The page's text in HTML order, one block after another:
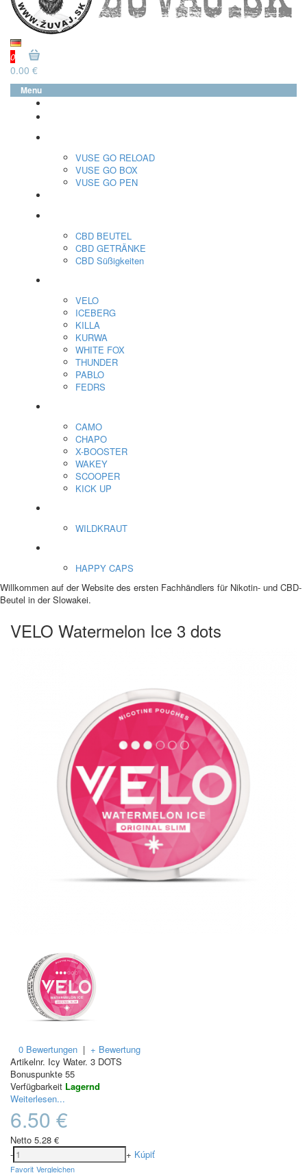
0
0.00 €
Menu
VUSE GO RELOAD
VUSE GO BOX
VUSE GO PEN
CBD BEUTEL
CBD GETRÄNKE
CBD Süßigkeiten
VELO
ICEBERG
KILLA
KURWA
WHITE FOX
THUNDER
PABLO
FEDRS
CAMO
CHAPO
X-BOOSTER
WAKEY
SCOOPER
KICK UP
WILDKRAUT
HAPPY CAPS
Willkommen auf der Website des ersten Fachhändlers für Nikotin- und CBD-
Beutel in der Slowakei.
VELO Watermelon Ice 3 dots
0 Bewertungen | + Bewertung
Artikelnr. Icy Water. 3 DOTS
Bonuspunkte 55
Verfügbarkeit Lagernd
Weiterlesen...
6.50 €
Netto 5.28 €
-
+ Kúpiť
Favorit Vergleichen